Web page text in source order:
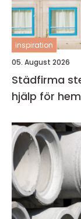
inspiration
05. August 2026
Städfirma
hjälp för